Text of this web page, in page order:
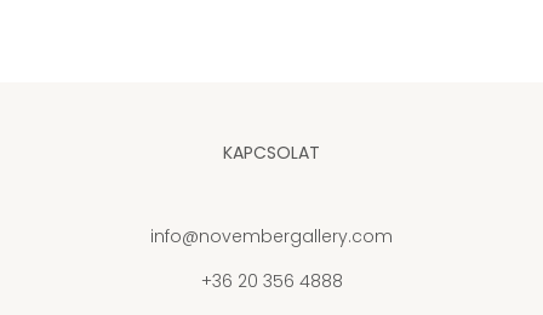
KAPCSOLAT
info@novembergallery.com
+36 20 356 4888